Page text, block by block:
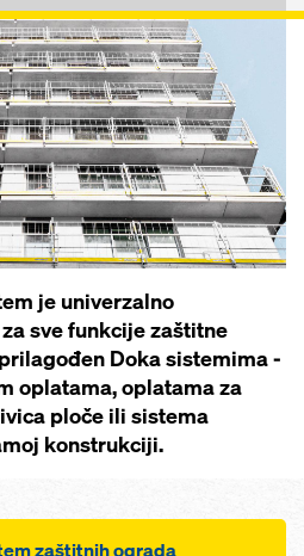
je univerzalno
sve funkcije zaštitne
Doka sistemima -
oplatama, oplatama za
ploče ili sistema
konstrukciji.
zaštitnih ograda